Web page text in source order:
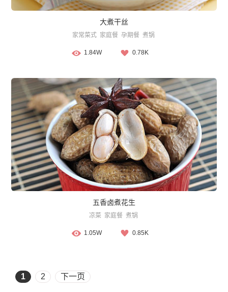
大煮干丝
家常菜式 家庭餐 孕期餐 煮锅
1.84W 0.78K
五香卤煮花生
凉菜 家庭餐 煮锅
1.05W 0.85K
1 2 下一页